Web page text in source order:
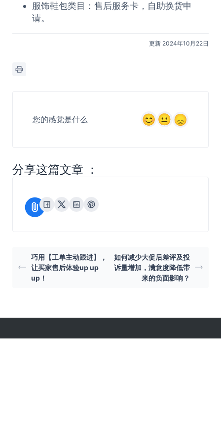
服饰鞋包类目：售后服务卡，自助换货申
请。
更新 2024年10月22日
您的感觉是什么
分享这篇文章 ：
巧用【工单主动跟进】，
让买家售后体验up up
up！
如何减少大促后差评及投
诉量增加，满意度降低带
来的负面影响？